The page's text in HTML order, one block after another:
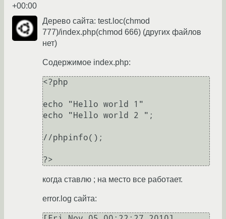
+00:00
Дерево сайта: test.loc(chmod
777)/index.php(chmod 666) (других файлов
нет)
Содержимое index.php:
<?php
echo "Hello world 1"
echo "Hello world 2 ";
//phpinfo();
когда ставлю ; на место все работает.
error.log сайта: